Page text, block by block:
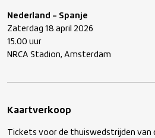
Nederland – Spanje
Zaterdag 18 april 2026
15.00 uur
NRCA Stadion, Amsterdam
Kaartverkoop
Tickets voor de thuiswedstrijden van